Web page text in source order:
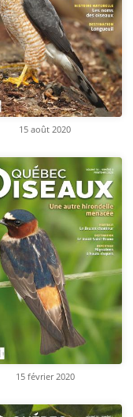
15 août 2020
15 février 2020